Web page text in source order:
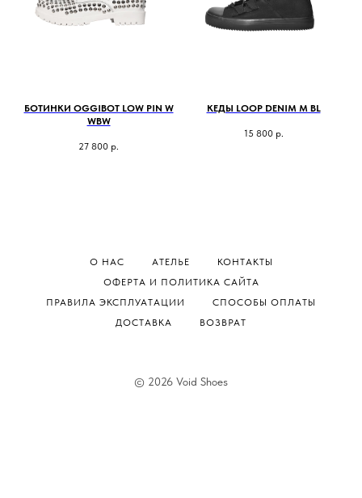
БОТИНКИ OGGIBOT LOW PIN W
WBW
27 800 р.
КЕДЫ LOOP DENIM M BL
15 800 р.
О НАС АТЕЛЬЕ
КОНТАКТЫ
ОФЕРТА И ПОЛИТИКА САЙТА
ПРАВИЛА ЭКСПЛУАТАЦИИ
СПОСОБЫ ОПЛАТЫ
ДОСТАВКА
ВОЗВРАТ
© 2026 Void Shoes